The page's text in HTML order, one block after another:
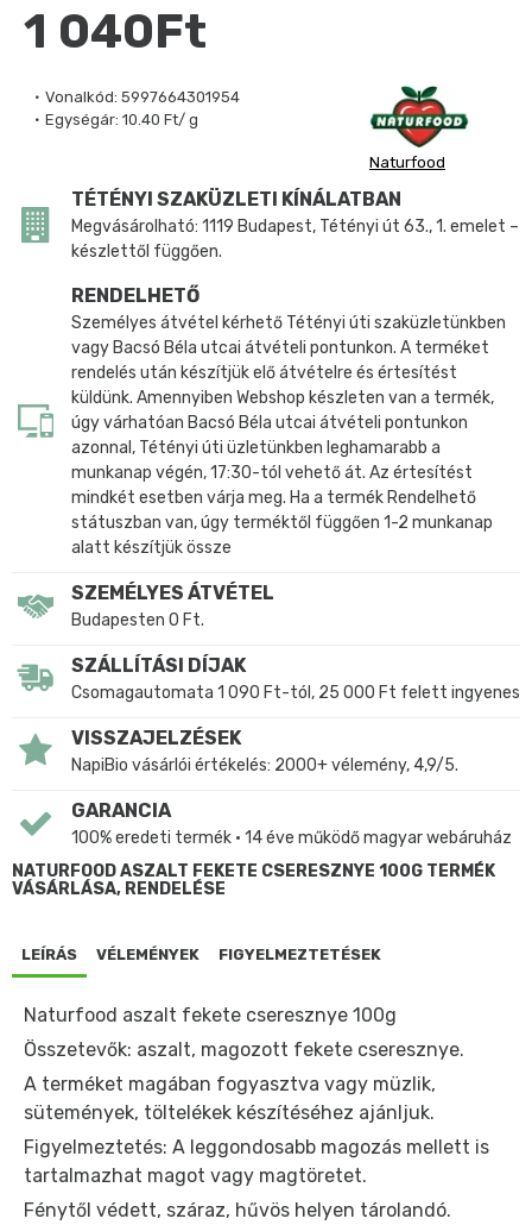
Vonalkód: 5997664301954
Egységár: 10.40 Ft/ g
Naturfood
1 040Ft
TÉTÉNYI SZAKÜZLETI KÍNÁLATBAN
Megvásárolható: 1119 Budapest, Tétényi út 63., 1. emelet –
készlettől függően.
RENDELHETŐ
Személyes átvétel kérhető Tétényi úti szaküzletünkben
vagy Bacsó Béla utcai átvételi pontunkon. A terméket
rendelés után készítjük elő átvételre és értesítést
küldünk. Amennyiben Webshop készleten van a termék,
úgy várhatóan Bacsó Béla utcai átvételi pontunkon
azonnal, Tétényi úti üzletünkben leghamarabb a
munkanap végén, 17:30-tól vehető át. Az értesítést
mindkét esetben várja meg. Ha a termék Rendelhető
státuszban van, úgy terméktől függően 1-2 munkanap
alatt készítjük össze
SZEMÉLYES ÁTVÉTEL
Budapesten 0 Ft.
SZÁLLÍTÁSI DÍJAK
Csomagautomata 1 090 Ft-tól, 25 000 Ft felett ingyenes
VISSZAJELZÉSEK
NapiBio vásárlói értékelés: 2000+ vélemény, 4,9/5.
GARANCIA
100% eredeti termék • 14 éve működő magyar webáruház
NATURFOOD ASZALT FEKETE CSERESZNYE 100G TERMÉK
VÁSÁRLÁSA, RENDELÉSE
LEÍRÁS VÉLEMÉNYEK FIGYELMEZTETÉSEK
Naturfood aszalt fekete cseresznye 100g
Összetevők: aszalt, magozott fekete cseresznye.
A terméket magában fogyasztva vagy müzlik,
sütemények, töltelékek készítéséhez ajánljuk.
Figyelmeztetés: A leggondosabb magozás mellett is
tartalmazhat magot vagy magtöretet.
Fénytől védett, száraz, hűvös helyen tárolandó.